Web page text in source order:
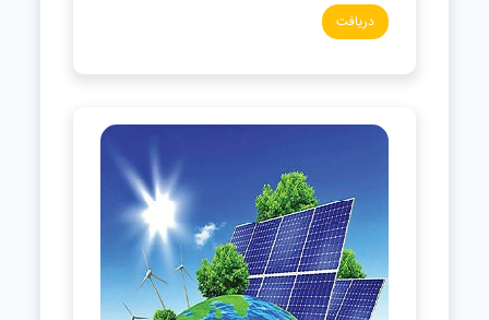
دریافت